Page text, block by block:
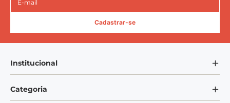
Cadastrar-se
Institucional
Sobre Nós
Categoria